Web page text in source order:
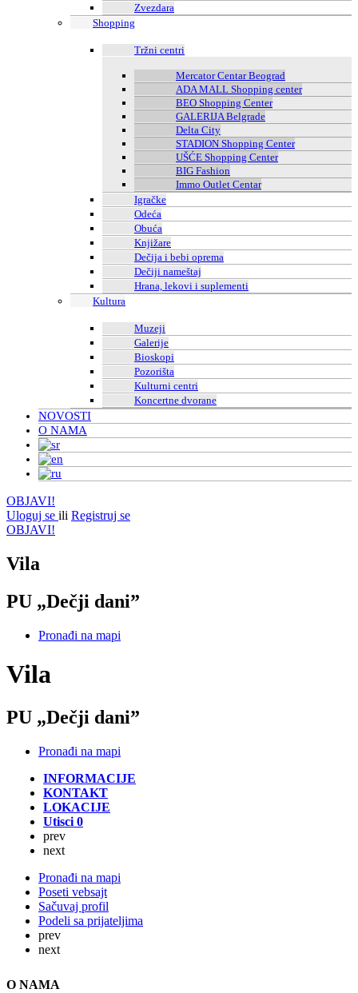
Zvezdara
Shopping
Tržni centri
Mercator Centar Beograd
ADA MALL Shopping center
BEO Shopping Center
GALERIJA Belgrade
Delta City
STADION Shopping Center
UŠĆE Shopping Center
BIG Fashion
Immo Outlet Centar
Igračke
Odeća
Obuća
Knjižare
Dečija i bebi oprema
Dečiji nameštaj
Hrana, lekovi i suplementi
Kultura
Muzeji
Galerije
Bioskopi
Pozorišta
Kulturni centri
Koncertne dvorane
NOVOSTI
O NAMA
OBJAVI!
Uloguj se ili Registruj se
OBJAVI!
Vila
PU „Dečji dani”
Pronađi na mapi
Vila
PU „Dečji dani”
Pronađi na mapi
INFORMACIJE
KONTAKT
LOKACIJE
Utisci 0
prev
next
Pronađi na mapi
Poseti vebsajt
Sačuvaj profil
Podeli sa prijateljima
prev
next
O NAMA